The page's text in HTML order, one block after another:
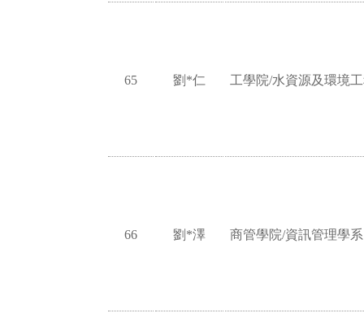
65 劉*仁 工學院/水資源及環境
66 劉*澤 商管學院/資訊管理學系